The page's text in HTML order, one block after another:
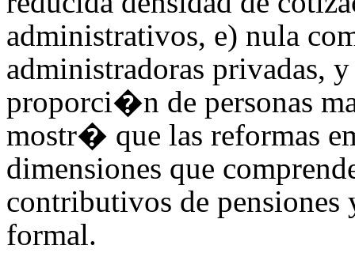
administrativos, e) nula
administradoras privadas,
proporci�n de personas
mostr� que las reformas
dimensiones que
contributivos de
formal.